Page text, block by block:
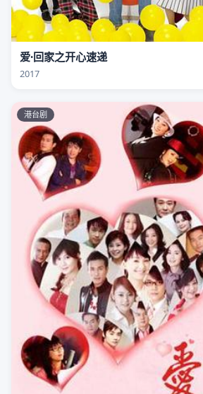
爱·回家之开心速递
2017
港台剧